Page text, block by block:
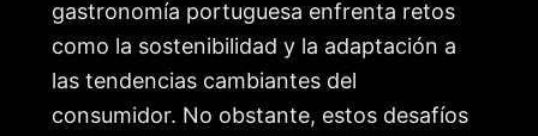
gastronomía portuguesa enfrenta retos
como la sostenibilidad y la adaptación a
las tendencias cambiantes del
consumidor. No obstante, estos desafíos